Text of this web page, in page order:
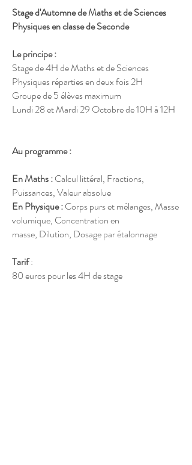
Stage d'Automne de Maths et de Sciences
Physiques en classe de Seconde
Le principe :
Stage de 4H de Maths et de Sciences
Physiques réparties en deux fois 2H
Groupe de 5 élèves maximum
Lundi 28 et Mardi 29 Octobre de 10H à 12H
Au programme :
En Maths :Calcul littéral, Fractions,
Puissances, Valeur absolue
En Physique :Corps purs et mélanges, Masse
volumique, Concentration en
masse, Dilution, Dosage par étalonnage
Tarif:
80 euros pour les 4H de stage